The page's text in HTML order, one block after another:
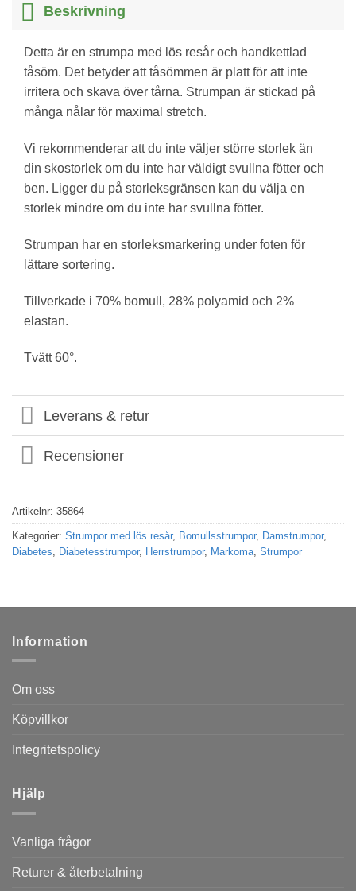
Beskrivning
Detta är en strumpa med lös resår och handkettlad
tåsöm. Det betyder att tåsömmen är platt för att inte
irritera och skava över tårna. Strumpan är stickad på
många nålar för maximal stretch.
Vi rekommenderar att du inte väljer större storlek än
din skostorlek om du inte har väldigt svullna fötter och
ben. Ligger du på storleksgränsen kan du välja en
storlek mindre om du inte har svullna fötter.
Strumpan har en storleksmarkering under foten för
lättare sortering.
Tillverkade i 70% bomull, 28% polyamid och 2%
elastan.
Tvätt 60°.
Leverans & retur
Recensioner
Artikelnr: 35864
Kategorier: Strumpor med lös resår, Bomullsstrumpor, Damstrumpor,
Diabetes
Diabetesstrumpor, Herrstrumpor, Markoma Strumpor
Information
Om oss
Köpvillkor
Integritetspolicy
Hjälp
Vanliga frågor
Returer & återbetalning